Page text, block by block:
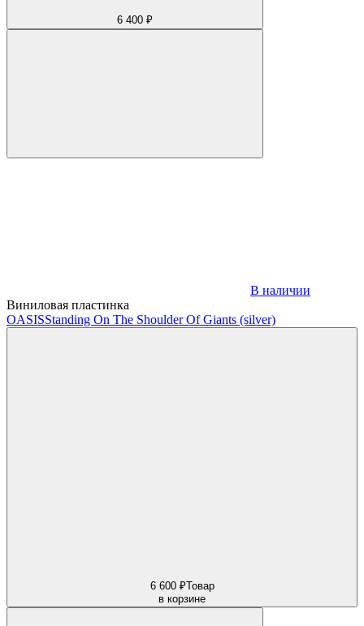
6 400 ₽
В наличии
Виниловая пластинка
OASISStanding On The Shoulder Of Giants (silver)
6 600 ₽Товар
в корзине